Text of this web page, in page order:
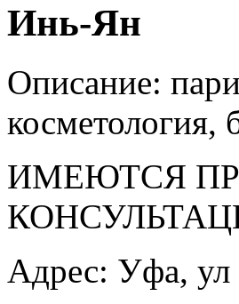
Инь-Ян
Описание:
косметология,
ИМЕЮТСЯ
Адрес: Уфа, ул